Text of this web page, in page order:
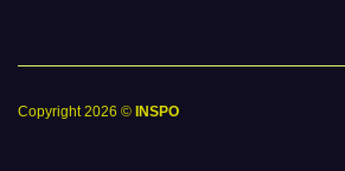
Copyright 2026 © INSPO